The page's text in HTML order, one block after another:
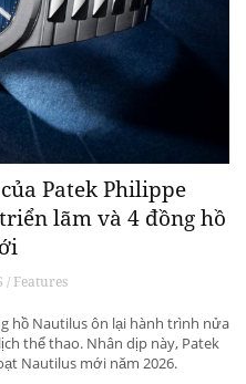
Patek Philippe
lãm và 4 đồng hồ
/ Features
hồ Nautilus ôn lại hành trình nửa
thể thao. Nhân dịp này, Patek
Nautilus mới năm 2026.